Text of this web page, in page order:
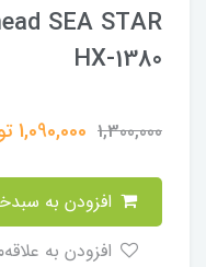
SEA STAR
HX-1380
1,300,000
1,090,000